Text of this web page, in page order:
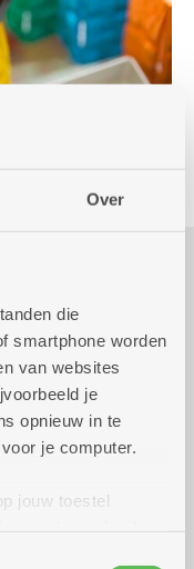
Over
die
smartphone worden
van websites
je
opnieuw in te
je computer.
jouw toestel
uur tot 16.00
van het Kind